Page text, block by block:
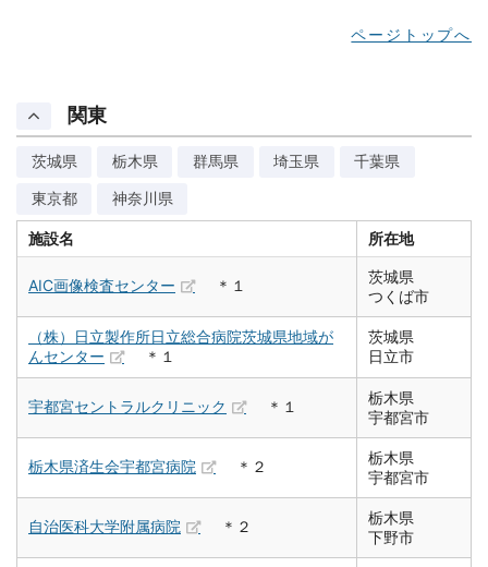
ページトップへ
関東
茨城県 栃木県 群馬県 埼玉県 千葉県
東京都 神奈川県
施設名 所在地
AIC画像検査センター ＊１
茨城県
つくば市
（株）日立製作所日立総合病院茨城県地域が
んセンター
＊１
茨城県
日立市
宇都宮セントラルクリニック ＊１
栃木県
宇都宮市
栃木県済生会宇都宮病院 ＊２
栃木県
宇都宮市
自治医科大学附属病院 ＊２
栃木県
下野市